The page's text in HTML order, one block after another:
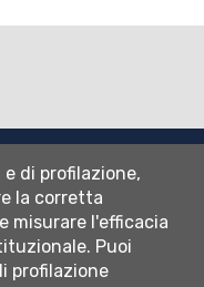
di profilazione,
la corretta
misurare l'efficacia
Puoi
profilazione